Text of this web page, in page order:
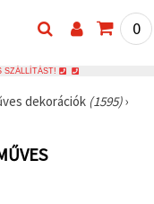
0
SZÁLLÍTÁST!
dekorációk (1595)›